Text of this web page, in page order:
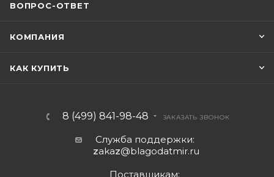
ВОПРОС-ОТВЕТ
КОМПАНИЯ
КАК КУПИТЬ
8 (499) 841-98-48 ЗАКАЗАТЬ ЗВОНОК
Служба поддержки:
zakaz@blagodatmir.ru
Поставщикам: